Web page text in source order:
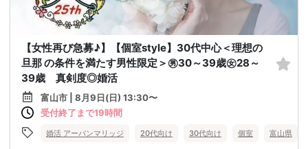
【女性再び急募♪】【個室style】30代中心＜理想の
旦那 の条件を満たす男性限定＞㊚30～39歳㊛28～
39歳 真剣度◎婚活
富山市 | 8月9日(日) 13:30〜
受付終了まで19時間
婚活 アーバンマリッジ 20代向け 30代向け 個室 富山県